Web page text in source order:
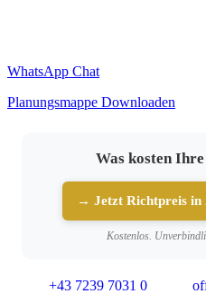
WhatsApp Chat
Planungsmappe Downloaden
Was kosten
→ Jetzt Richtpreis in
Kostenlos.
+43 7239 7031 0